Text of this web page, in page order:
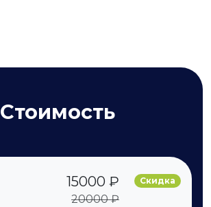
Стоимость
15000 ₽
20000 ₽
Скидка